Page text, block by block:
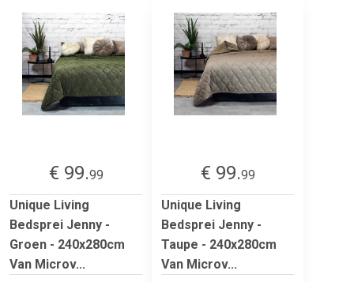
€ 99.99
Unique Living
Bedsprei Jenny -
Groen - 240x280cm
Van Microv...
€ 99.99
Unique Living
Bedsprei Jenny -
Taupe - 240x280cm
Van Microv...